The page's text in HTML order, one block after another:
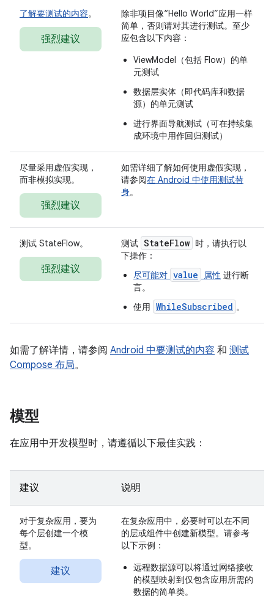
了解要测试的内容。
强烈建议
除非项目像“Hello World”应用一样
简单，否则请对其进行测试。至少
应包含以下内容：
ViewModel（包括 Flow）的单
元测试
数据层实体（即代码库和数据
源）的单元测试
进行界面导航测试（可在持续集
成环境中用作回归测试）
尽量采用虚假实现，
而非模拟实现。
强烈建议
如需详细了解如何使用虚假实现，
请参阅在 Android 中使用测试替
身。
测试 StateFlow。
强烈建议
测试 StateFlow 时，请执行以
下操作：
尽可能对 value 属性 进行断
言。
使用 WhileSubscribed 。
如需了解详情，请参阅 Android 中要测试的内容 和 测试
Compose 布局。
模型
在应用中开发模型时，请遵循以下最佳实践：
建议 说明
对于复杂应用，要为
每个层创建一个模
型。
建议
在复杂应用中，必要时可以在不同
的层或组件中创建新模型。请参考
以下示例：
远程数据源可以将通过网络接收
的模型映射到仅包含应用所需的
数据的简单类。